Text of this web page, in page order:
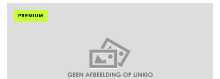
PREMIUM